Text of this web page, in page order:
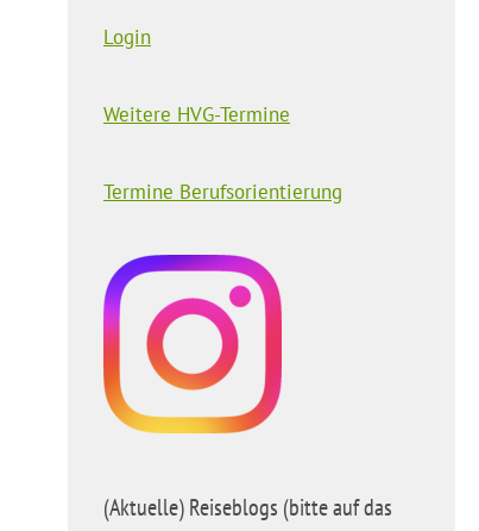
Login
Weitere HVG-Termine
Termine Berufsorientierung
(Aktuelle) Reiseblogs (bitte auf das